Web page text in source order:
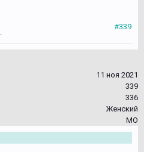
#339
11 ноя 2021
339
336
Женский
МО